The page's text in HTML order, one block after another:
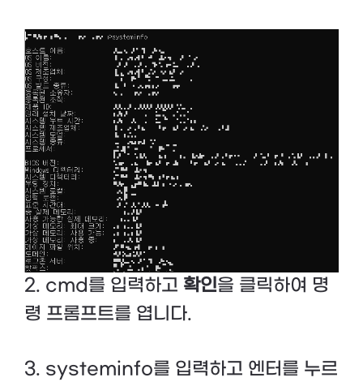
2. cmd를 입력하고 확인을 클릭하여 명
령 프롬프트를 엽니다.
3. systeminfo를 입력하고 엔터를 누르